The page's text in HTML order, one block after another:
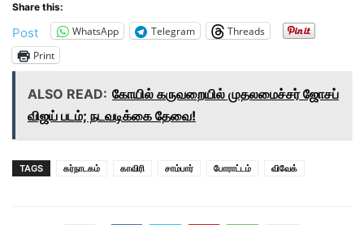
Share this:
Post WhatsApp Telegram
Threads
Print
ALSO READ: கோயில் கருவறையில் முதலமைச்சர் ஜோசப்
விஜய் படம்; நடவடிக்கை தேவை!
TAGS கர்நாடகம் காவிரி சாம்பார் போராட்டம் விவேக்